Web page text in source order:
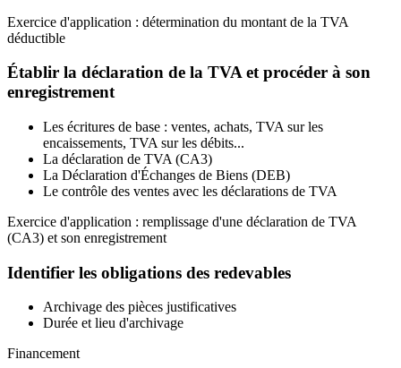
Exercice d'application : détermination du montant de la TVA
déductible
Établir la déclaration de la TVA et procéder à son
enregistrement
Les écritures de base : ventes, achats, TVA sur les
encaissements, TVA sur les débits...
La déclaration de TVA (CA3)
La Déclaration d'Échanges de Biens (DEB)
Le contrôle des ventes avec les déclarations de TVA
Exercice d'application : remplissage d'une déclaration de TVA
(CA3) et son enregistrement
Identifier les obligations des redevables
Archivage des pièces justificatives
Durée et lieu d'archivage
Financement